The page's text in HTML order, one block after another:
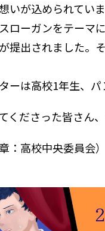
いが込められていま
ローガンをテーマ
提出されました。
ーは高校1年生、パ
くださった皆さん
：高校中央委員会）